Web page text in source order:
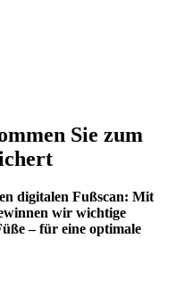
Sie zum
digitalen Fußscan: Mit
wir wichtige
– für eine optimale